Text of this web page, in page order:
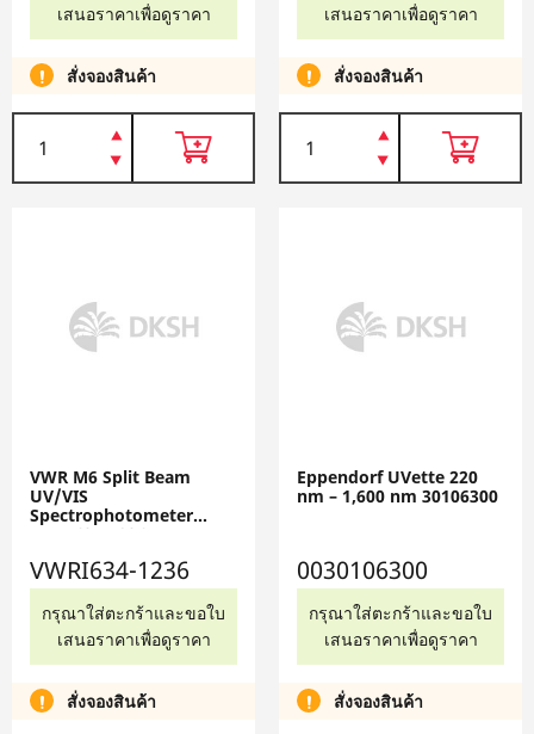
เสนอราคาเพื่อดูราคา
สั่งจองสินค้า
เสนอราคาเพื่อดูราคา
สั่งจองสินค้า
VWR M6 Split Beam
UV/VIS
Spectrophotometer
VWRI634-1236
VWRI634-1236
กรุณาใส่ตะกร้าและขอใบ
เสนอราคาเพื่อดูราคา
สั่งจองสินค้า
Eppendorf UVette 220
nm – 1,600 nm 30106300
0030106300
กรุณาใส่ตะกร้าและขอใบ
เสนอราคาเพื่อดูราคา
สั่งจองสินค้า